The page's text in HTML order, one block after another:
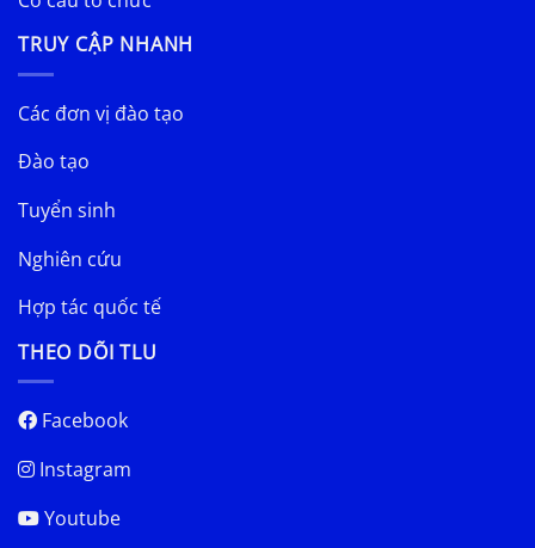
TRUY CẬP NHANH
Các đơn vị đào tạo
Đào tạo
Tuyển sinh
Nghiên cứu
Hợp tác quốc tế
THEO DÕI TLU
Facebook
Instagram
Youtube